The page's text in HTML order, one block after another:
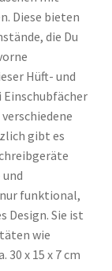
Diese bieten
die Du
Hüft- und
gibt es
funktional,
Design. Sie ist
wie
30 x 15 x 7 cm